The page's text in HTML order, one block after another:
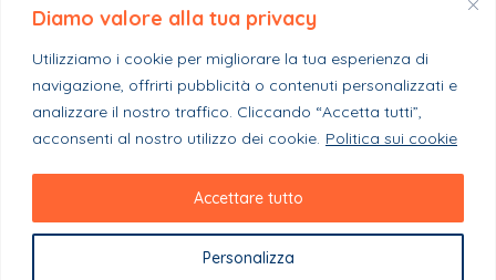
Diamo valore alla tua privacy
Utilizziamo i cookie per migliorare la tua esperienza di
navigazione, offrirti pubblicità o contenuti personalizzati e
analizzare il nostro traffico. Cliccando “Accetta tutti”,
acconsenti al nostro utilizzo dei cookie. Politica sui cookie
Personalizza
Accettare tutto
Privacy Policy
Gestisci impostazioni Cookies
Esplora il catalogo
Casa
Ferramenta & Co.
Giardino e agricoltura
Stagionali